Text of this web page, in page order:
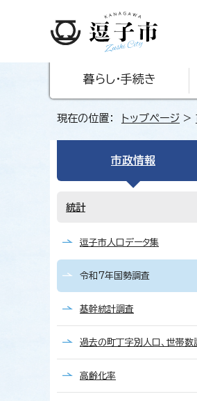
暮らし・手続き
現在の位置： トップページ >
市政情報
統計
逗子市人口データ集
令和7年国勢調査
基幹統計調査
過去の町丁字別人口、世帯数
高齢化率